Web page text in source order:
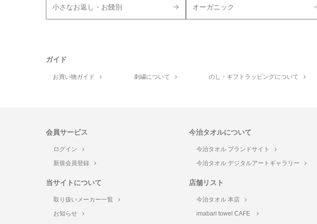
小さなお返し・お餞別 オーガニック
ガイド
お買い物ガイド 刺繍について のし・ギフトラッピングについて
会員サービス
ログイン
新規会員登録
今治タオルについて
今治タオル ブランドサイト
今治タオル デジタルアートギャラリー
当サイトについて
取り扱いメーカー一覧
お知らせ
店舗リスト
今治タオル 本店
imabari towel CAFE